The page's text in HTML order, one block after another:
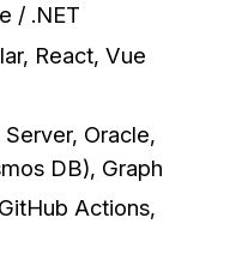
/ .NET
React, Vue
Oracle,
DB), Graph
Actions,